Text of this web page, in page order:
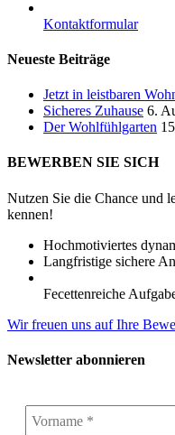
Kontaktformular
Neueste Beiträge
Jetzt in leistbaren
Sicheres Zuhause 6.
Der Wohlfühlgarten
BEWERBEN SIE SICH
Nutzen Sie die Chance und
kennen!
Hochmotiviertes
Langfristige sichere
Fecettenreiche
Wir freuen uns auf Ihre
Newsletter abonnieren